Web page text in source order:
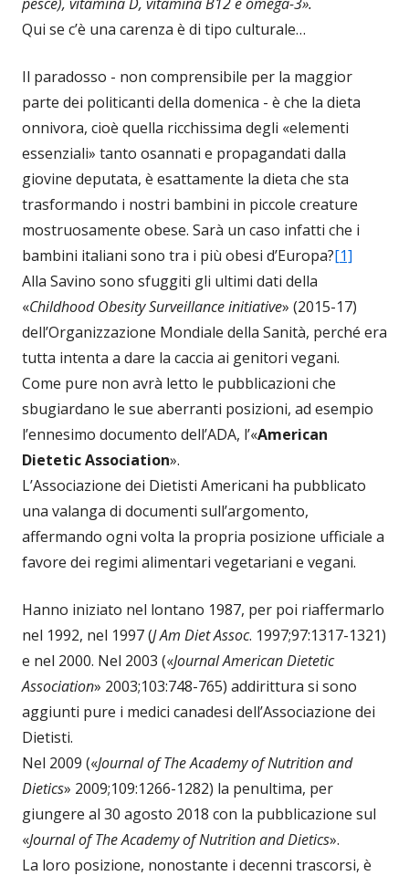
Qui se c’è una carenza è di tipo culturale…
Il paradosso - non comprensibile per la maggior
parte dei politicanti della domenica - è che la dieta
onnivora, cioè quella ricchissima degli «elementi
essenziali» tanto osannati e propagandati dalla
giovine deputata, è esattamente la dieta che sta
trasformando i nostri bambini in piccole creature
mostruosamente obese. Sarà un caso infatti che i
bambini italiani sono tra i più obesi d’Europa?[1]
Alla Savino sono sfuggiti gli ultimi dati della
«Childhood Obesity Surveillance initiative» (2015-17)
dell’Organizzazione Mondiale della Sanità, perché era
tutta intenta a dare la caccia ai genitori vegani.
Come pure non avrà letto le pubblicazioni che
sbugiardano le sue aberranti posizioni, ad esempio
l’ennesimo documento dell’ADA, l’«American
Dietetic Association».
L’Associazione dei Dietisti Americani ha pubblicato
una valanga di documenti sull’argomento,
affermando ogni volta la propria posizione ufficiale a
favore dei regimi alimentari vegetariani e vegani.
Hanno iniziato nel lontano 1987, per poi riaffermarlo
nel 1992, nel 1997 (J Am Diet Assoc. 1997;97:1317-1321)
e nel 2000. Nel 2003 («Journal American Dietetic
Association» 2003;103:748-765) addirittura si sono
aggiunti pure i medici canadesi dell’Associazione dei
Dietisti.
Nel 2009 («Journal of The Academy of Nutrition and
Dietics» 2009;109:1266-1282) la penultima, per
giungere al 30 agosto 2018 con la pubblicazione sul
«Journal of The Academy of Nutrition and Dietics».
La loro posizione, nonostante i decenni trascorsi, è